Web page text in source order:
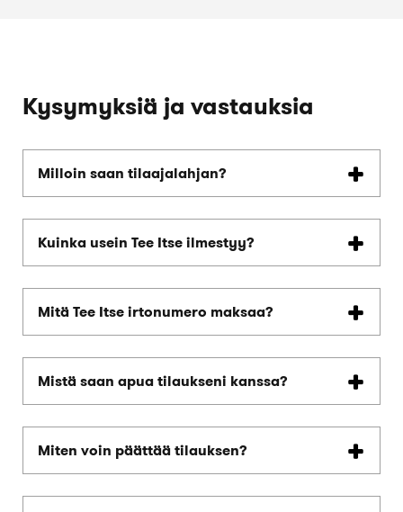
Kysymyksiä ja vastauksia
Milloin saan tilaajalahjan?
Kuinka usein Tee Itse ilmestyy?
Mitä Tee Itse irtonumero maksaa?
Mistä saan apua tilaukseni kanssa?
Miten voin päättää tilauksen?